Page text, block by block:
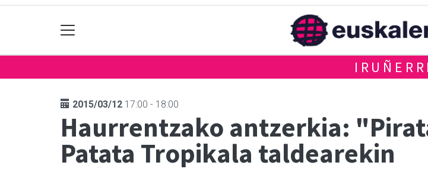
2015/03/12 17:00 - 18:00
Haurrentzako antzerkia:
Patata Tropikala taldearekin